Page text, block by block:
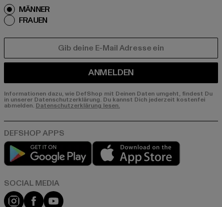
MÄNNER
FRAUEN
ANMELDEN
Informationen dazu, wie DefShop mit Deinen Daten umgeht, findest Du
in unserer Datenschutzerklärung. Du kannst Dich jederzeit kostenfei
abmelden. Datenschutzerklärung lesen.
Play market
Instagram
FacebookYouTube